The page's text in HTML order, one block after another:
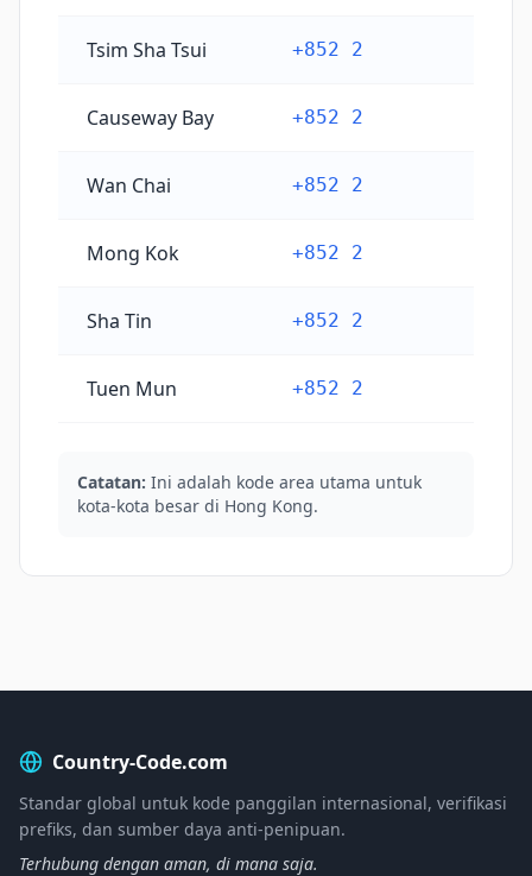
Tsim Sha Tsui +852 2
Causeway Bay +852 2
Wan Chai +852 2
Mong Kok +852 2
Sha Tin +852 2
Tuen Mun +852 2
Catatan: Ini adalah kode area utama untuk
kota-kota besar di Hong Kong.
Country-Code.com
Standar global untuk kode panggilan internasional, verifikasi
prefiks, dan sumber daya anti-penipuan.
Terhubung dengan aman, di mana saja.